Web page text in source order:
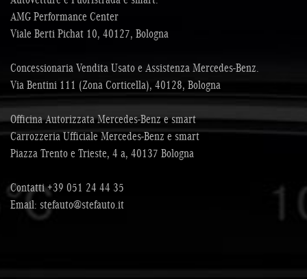
Avvio Vettura Senza Chiave • Luci diurne • Monitoraggio
pressione pneumatici • MP3 • Park Distance Control • Portellone
posteriore elettrico • Regolazione elettrica sedili • Sensore di luce
parcheggio posteriori • Servosterzo • Navigatore satellitare •
Sospensioni pneumatiche • Specchietti laterali elettrici •
Start/Stop Automatico • Telecamera per parcheggio assistito •
Trazione integrale • USB • Vetri Posteriori + Lunotto Oscurati •
Vivavoce • Volante in pelle • Volante multifunzione • Windowbag
AMG Performance Center
Viale Berti Pichat 10, 40127, Bologna
Concessionaria Vendita Usato e Assistenza Mercedes-Benz.
Via Bentini 111 (Zona Corticella), 40128, Bologna
Officina Autorizzata Mercedes-Benz e smart
Carrozzeria Ufficiale Mercedes-Benz e smart
Piazza Trento e Trieste, 4 a, 40137 Bologna
Contatti+39 051 24 44 35
Email: stefauto@stefauto.it